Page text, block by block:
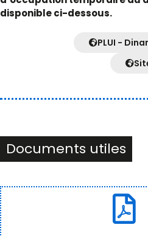
disponible ci-dessous.
PLUI -
Documents utiles